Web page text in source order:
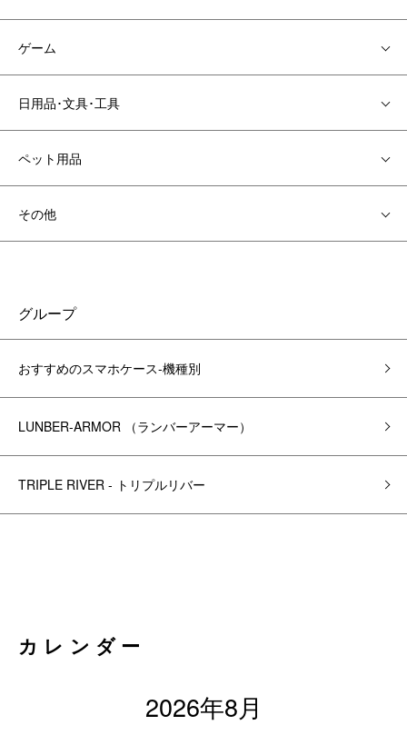
ゲーム
日用品･文具･工具
ペット用品
その他
グループ
おすすめのスマホケース-機種別
LUNBER-ARMOR （ランバーアーマー）
TRIPLE RIVER - トリプルリバー
カレンダー
2026年8月